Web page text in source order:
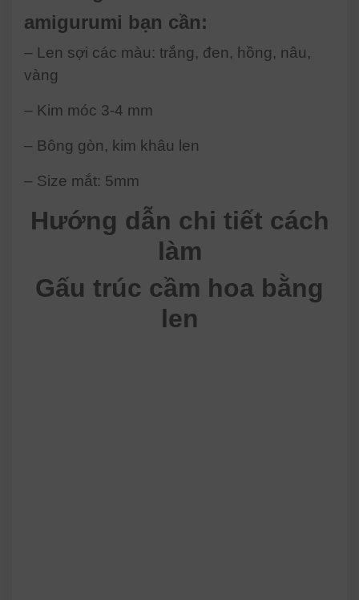
amigurumi bạn cần:
– Len sợi các màu: trắng, đen, hồng, nâu,
vàng
– Kim móc 3-4 mm
– Bông gòn, kim khâu len
– Size mắt: 5mm
Hướng dẫn chi tiết cách
làm
Gấu trúc cầm hoa bằng
len